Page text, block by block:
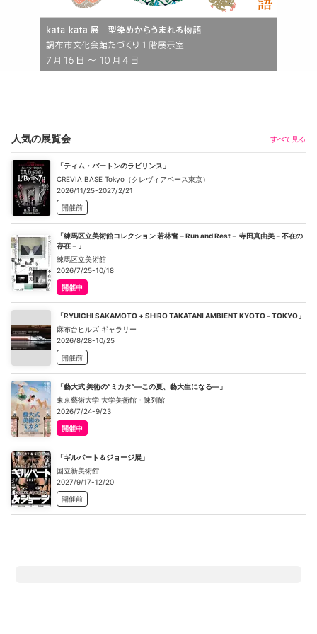
人気の展覧会 すべて見る
「ティム・バートンのラビリンス」
CREVIA BASE Tokyo（クレヴィアベース東京）
2026/11/25-2027/2/21
開催前
「練馬区立美術館コレクション 若林奮－Run and Rest－ 寺田真由美－不在の
存在－」
練馬区立美術館
2026/7/25-10/18
開催中
「RYUICHI SAKAMOTO + SHIRO TAKATANI AMBIENT KYOTO - TOKYO」
麻布台ヒルズ ギャラリー
2026/8/28-10/25
開催前
「藝大式 美術の“ミカタ”―この夏、藝大生になる―」
東京藝術大学 大学美術館・陳列館
2026/7/24-9/23
開催中
「ギルバート＆ジョージ展」
国立新美術館
2027/9/17-12/20
開催前